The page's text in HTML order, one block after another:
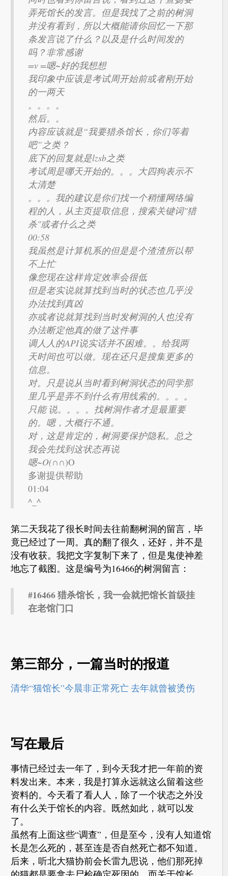
弄死馆长的发言。但是我找了之前的树洞
并没有看到，所以大概能请你回忆一下那
条发言说了什么？以及是什么时间发的
吗？非常感谢
=v =嗯~好的我想想
我印象中应该是考试周开始前或者刚开始
的一两天
。。。。
然后。。
内容应该就是“我要猎杀馆长，你们等着
吧”之类？
底下的回复就是lzsb之类
考试周是哪天开始的。。。大四狗表示不
太清楚
。。。我的建议是你们找一个稍懂网络编
程的人，从主页提取信息，搜索关键词"猎
杀"或者什么之类
00:58
我虽然是计算机系的但是是个渣渣所以帮
不上忙
像您现在这样肯定效率会很低
但是老实说就算找到当时的状态也几乎没
办法找到真凶
亦或者说就算找到当时发树洞的人也没有
办法断定他真的做了这件事
调人人的API说实话并不困难。。给我两
天时间也可以做。现在还只是搜集更多的
信息。
对。只是说从当时看到树洞状态的同学那
里几乎是弄不到什么有用线索的。。。。
只能 说。。。。找树洞作者才是最重要
的。嗯，大概行不通。
对，这是肯定的，树洞要保护隐私。总之
我会先找到这状态再说
嗯~O(∩∩)O
多谢提供帮助
01:04
^_^
第二天我花了很长时间去往前翻树洞的留言，毕
竟已经过了一周。真的翻了很久，还好，并不是
没有收获。我把文字复制下来了，但是鬼使神差
地忘了截图。这是编号为16466的树洞留言：
#16466 猎杀馆长，我一会就把馆长首级挂
在老馆门口
第三部分，一篇当时的报道
清华“猫馆长”今晨非正常死亡 去年就曾被烫伤
写在最后
事情已经过去一年了，到今天我才把一年前的资
料发出来。本来，我是打算永远就这么留着这些
资料的。今天看了看人人，除了一个状态之外没
有什么关于馆长的内容。既然如此，就可以发
了。
虽然有上面这些“调查”，但是至今，没有人知道馆
长是怎么死的，甚至连是否自然死亡都不知道。
后来，听北大猫协前会长雷九思说，他们那死掉